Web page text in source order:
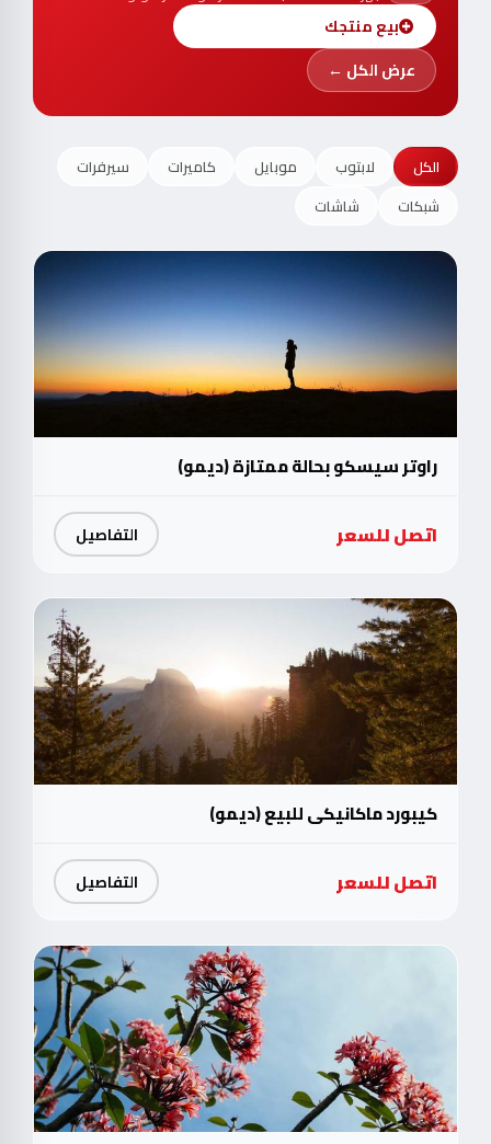
بيع منتجك
عرض الكل ←
الكل لابتوب موبايل كاميرات
سيرفرات
شبكات
شاشات
راوتر سيسكو بحالة ممتازة (ديمو)
اتصل للسعر التفاصيل
كيبورد ماكانيكي للبيع (ديمو)
اتصل للسعر التفاصيل